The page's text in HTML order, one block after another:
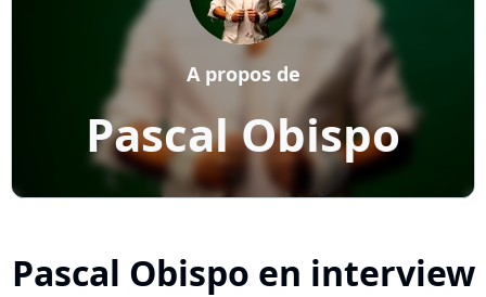
Pascal Obispo
A propos de
Pascal Obispo en interview